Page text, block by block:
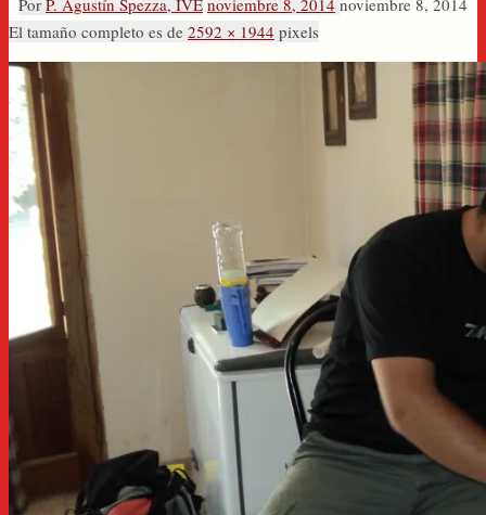
El tamaño completo es de 2592 × 1944 pixels